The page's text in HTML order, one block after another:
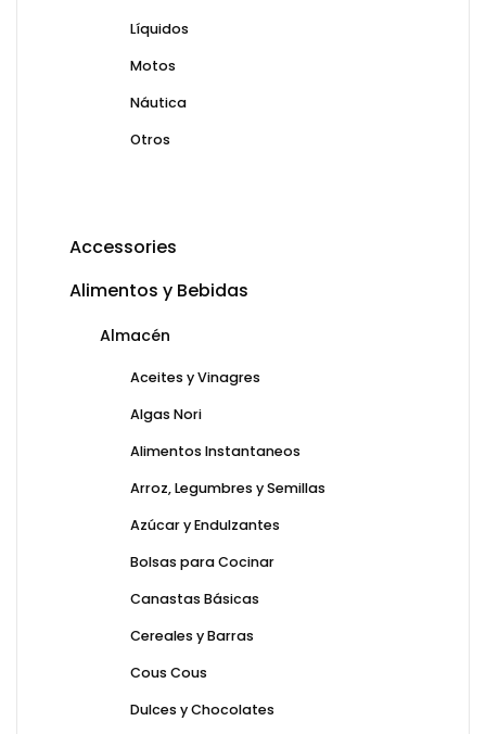
Líquidos
Motos
Náutica
Otros
Accessories
Alimentos y Bebidas
Almacén
Aceites y Vinagres
Algas Nori
Alimentos Instantaneos
Arroz, Legumbres y Semillas
Azúcar y Endulzantes
Bolsas para Cocinar
Canastas Básicas
Cereales y Barras
Cous Cous
Dulces y Chocolates